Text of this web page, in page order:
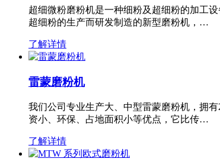
超细微粉磨粉机是一种细粉及超细粉的加工
超细粉的生产而研发制造的新型磨粉机，…
了解详情
雷蒙磨粉机
我们公司专业生产大、中型雷蒙磨粉机，拥
资小、环保、占地面积小等优点，它比传…
了解详情